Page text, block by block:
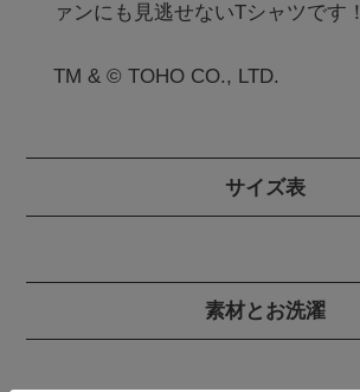
ァンにも見逃せないTシャツです！
TM & © TOHO CO., LTD.
サイズ表
素材とお洗濯